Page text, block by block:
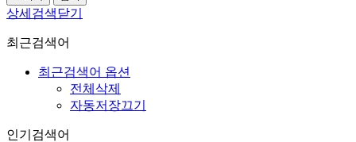
상세검색닫기
최근검색어
최근검색어 옵션
전체삭제
자동저장끄기
인기검색어